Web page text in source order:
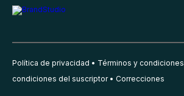
Política de privacidad Términos y condiciones
condiciones del suscriptor
Correcciones